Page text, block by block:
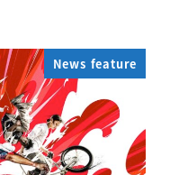
News feature